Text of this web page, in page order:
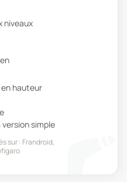
niveaux
hauteur
simple
sur : Frandroid,